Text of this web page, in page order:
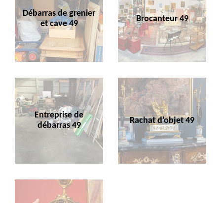
Débarras de grenier
et cave 49
Brocanteur 49
Entreprise de
débarras 49
Rachat d'objet 49